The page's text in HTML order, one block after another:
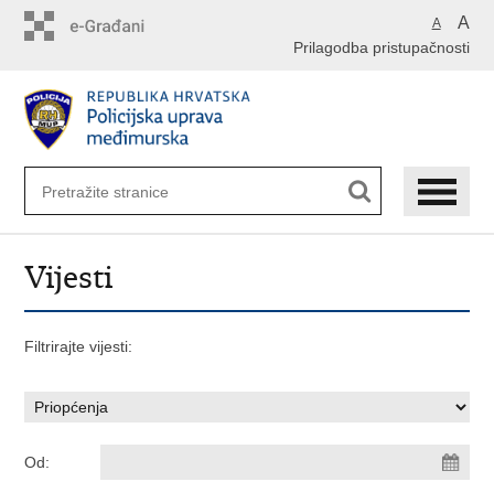
A A
Prilagodba pristupačnosti
Vijesti
Filtrirajte vijesti:
Od: